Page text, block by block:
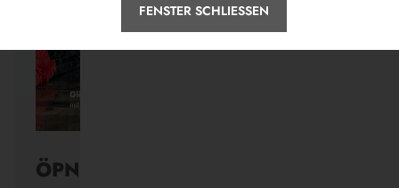
ÖPNV ist, was ihr draus macht.
FENSTER SCHLIESSEN